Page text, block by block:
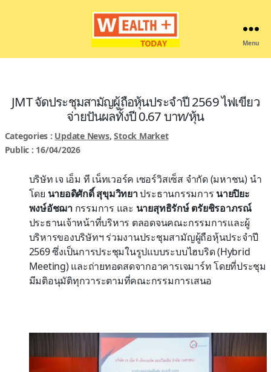
Menu
JMT จัดประชุมสามัญผู้ถือหุ้นประจำปี 2569 ไฟเขียว
จ่ายปันผลทั้งปี 0.67 บาท/หุ้น
Categories : Update News,Stock Market
Public : 16/04/2026
บริษัท เจ เอ็ม ที เน็ทเวอร์ค เซอร์วิสเซ็ส จำกัด (มหาชน) นำ
โดย นายอดิศักดิ์ สุขุมวิทยาประธานกรรมการ นายปิยะ
พงษ์อัชฌากรรมการ และ นายสุทธิรักษ์ ตรัยชิรอาภรณ์
ประธานเจ้าหน้าที่บริหาร ตลอดจนคณะกรรมการและผู้
บริหารของบริษัทฯ ร่วมงานประชุมสามัญผู้ถือหุ้นประจำปี
2569 ซึ่งเป็นการประชุมในรูปแบบระบบไฮบริด (Hybrid
Meeting) และถ่ายทอดสดจากอาคารเจมาร์ท โดยที่ประชุม
มีมติอนุมัติทุกวาระตามที่คณะกรรมการเสนอ